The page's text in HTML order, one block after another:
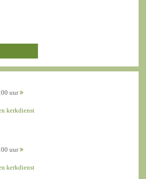
uur
kerkdienst
uur
kerkdienst